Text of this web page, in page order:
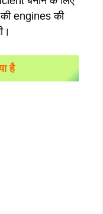
engines की
है